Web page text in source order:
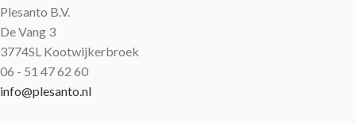
Plesanto B.V.
De Vang 3
3774SL Kootwijkerbroek
06 - 51 47 62 60
info@plesanto.nl